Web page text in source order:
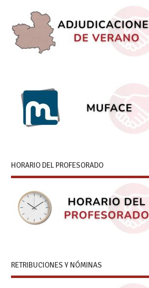
HORARIO DEL PROFESORADO
RETRIBUCIONES Y NÓMINAS